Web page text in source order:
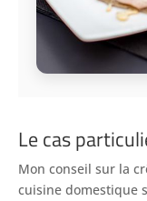
Le cas
Mon conseil sur la
cuisine domestique